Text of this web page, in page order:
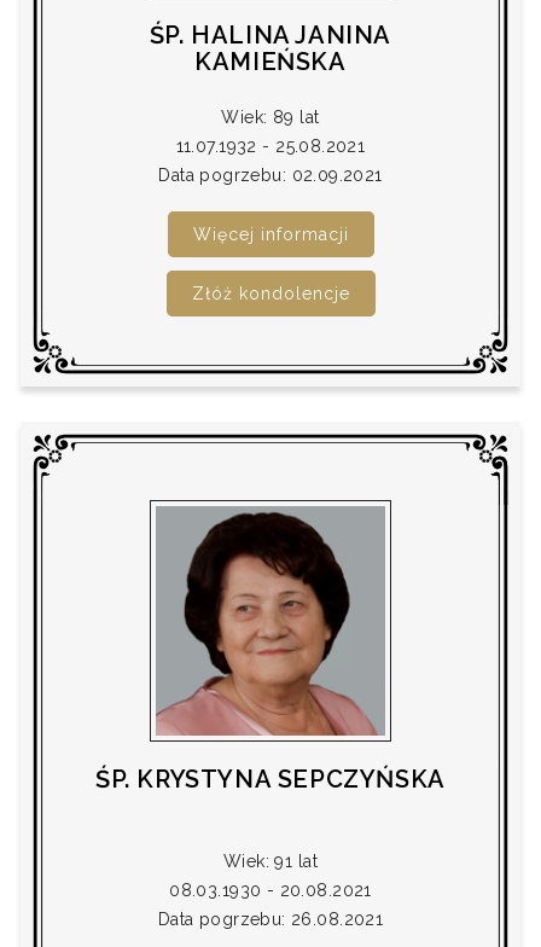
ŚP. HALINA JANINA
KAMIEŃSKA
Wiek: 89 lat
11.07.1932 - 25.08.2021
Data pogrzebu: 02.09.2021
Więcej informacji
Złóż kondolencje
ŚP. KRYSTYNA SEPCZYŃSKA
Wiek: 91 lat
08.03.1930 - 20.08.2021
Data pogrzebu: 26.08.2021